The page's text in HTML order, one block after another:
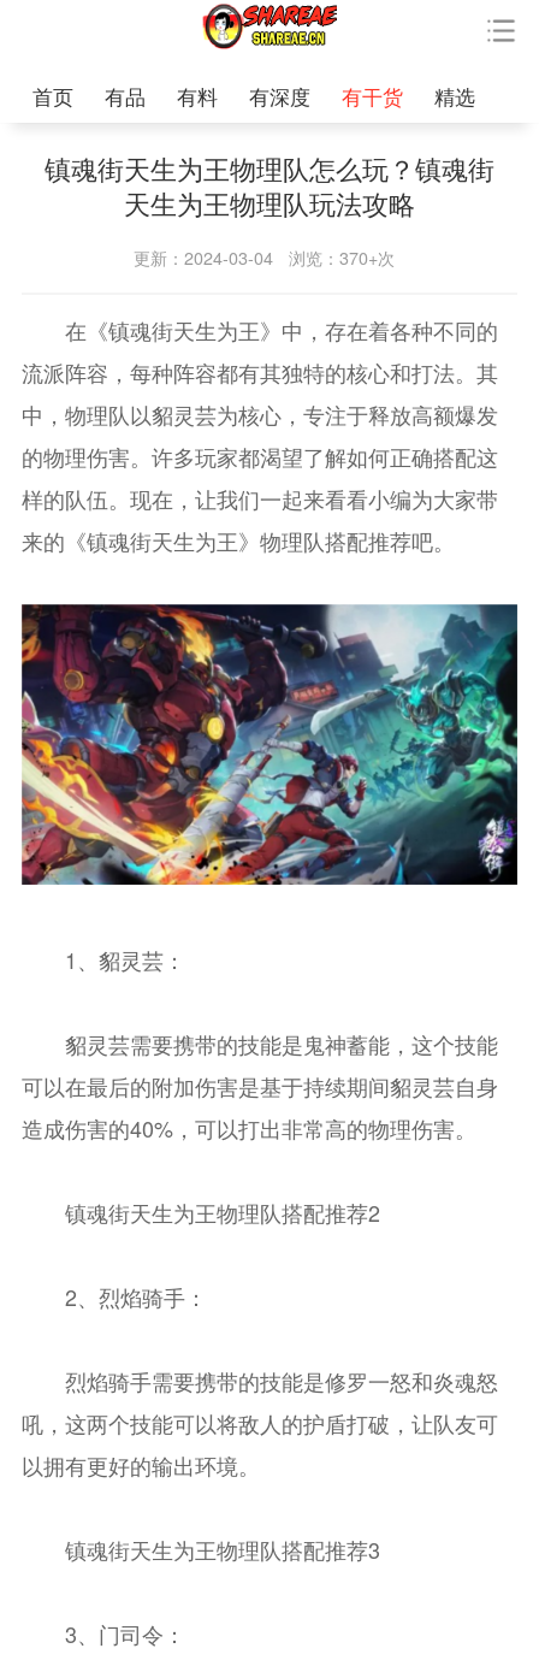
首页 有品 有料 有深度 有干货 精选
镇魂街天生为王物理队怎么玩？镇魂街
天生为王物理队玩法攻略
更新：2024-03-04 浏览：370+次
在《镇魂街天生为王》中，存在着各种不同的
流派阵容，每种阵容都有其独特的核心和打法。其
中，物理队以貂灵芸为核心，专注于释放高额爆发
的物理伤害。许多玩家都渴望了解如何正确搭配这
样的队伍。现在，让我们一起来看看小编为大家带
来的《镇魂街天生为王》物理队搭配推荐吧。
1、貂灵芸：
貂灵芸需要携带的技能是鬼神蓄能，这个技能
可以在最后的附加伤害是基于持续期间貂灵芸自身
造成伤害的40%，可以打出非常高的物理伤害。
镇魂街天生为王物理队搭配推荐2
2、烈焰骑手：
烈焰骑手需要携带的技能是修罗一怒和炎魂怒
吼，这两个技能可以将敌人的护盾打破，让队友可
以拥有更好的输出环境。
镇魂街天生为王物理队搭配推荐3
3、门司令：